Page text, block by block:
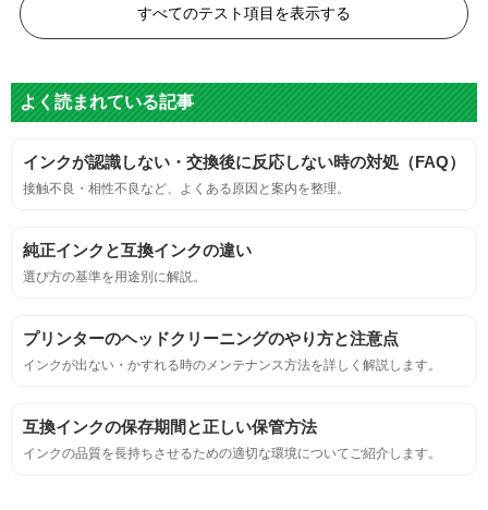
標準カラーサンプルを印刷する。
鮮やか、リアル、彩度、シャープなど、
におい
互換性
すべてのテスト項目を表示する
よく読まれている記事
インクが認識しない・交換後に反応しない時の対処（FAQ）
接触不良・相性不良など、よくある原因と案内を整理。
純正インクと互換インクの違い
選び方の基準を用途別に解説。
プリンターのヘッドクリーニングのやり方と注意点
インクが出ない・かすれる時のメンテナンス方法を詳しく解説します。
互換インクの保存期間と正しい保管方法
インクの品質を長持ちさせるための適切な環境についてご紹介します。